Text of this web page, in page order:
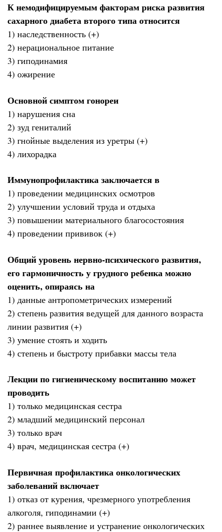
К немодифицируемым факторам риска развития
сахарного диабета второго типа относится
1) наследственность (+)
2) нерациональное питание
3) гиподинамия
4) ожирение
Основной симптом гонореи
1) нарушения сна
2) зуд гениталий
3) гнойные выделения из уретры (+)
4) лихорадка
Иммунопрофилактика заключается в
1) проведении медицинских осмотров
2) улучшении условий труда и отдыха
3) повышении материального благосостояния
4) проведении прививок (+)
Общий уровень нервно-психического развития,
его гармоничность у грудного ребенка можно
оценить, опираясь на
1) данные антропометрических измерений
2) степень развития ведущей для данного возраста
линии развития (+)
3) умение стоять и ходить
4) степень и быстроту прибавки массы тела
Лекции по гигиеническому воспитанию может
проводить
1) только медицинская сестра
2) младший медицинский персонал
3) только врач
4) врач, медицинская сестра (+)
Первичная профилактика онкологических
заболеваний включает
1) отказ от курения, чрезмерного употребления
алкоголя, гиподинамии (+)
2) раннее выявление и устранение онкологических